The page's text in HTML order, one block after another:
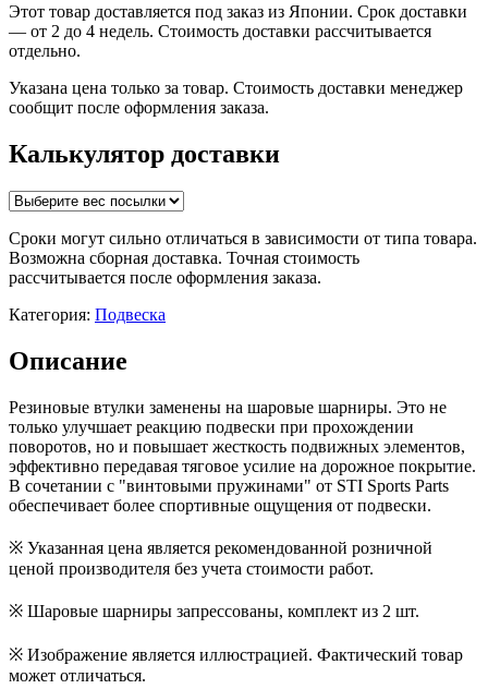
Этот товар доставляется под заказ из Японии. Срок доставки
— от 2 до 4 недель. Стоимость доставки рассчитывается
отдельно.
Указана цена только за товар. Стоимость доставки менеджер
сообщит после оформления заказа.
Калькулятор доставки
Сроки могут сильно отличаться в зависимости от типа товара.
Возможна сборная доставка. Точная стоимость
рассчитывается после оформления заказа.
Категория: Подвеска
Описание
Резиновые втулки заменены на шаровые шарниры. Это не
только улучшает реакцию подвески при прохождении
поворотов, но и повышает жесткость подвижных элементов,
эффективно передавая тяговое усилие на дорожное покрытие.
В сочетании с "винтовыми пружинами" от STI Sports Parts
обеспечивает более спортивные ощущения от подвески.
※ Указанная цена является рекомендованной розничной
ценой производителя без учета стоимости работ.
※ Шаровые шарниры запрессованы, комплект из 2 шт.
※ Изображение является иллюстрацией. Фактический товар
может отличаться.